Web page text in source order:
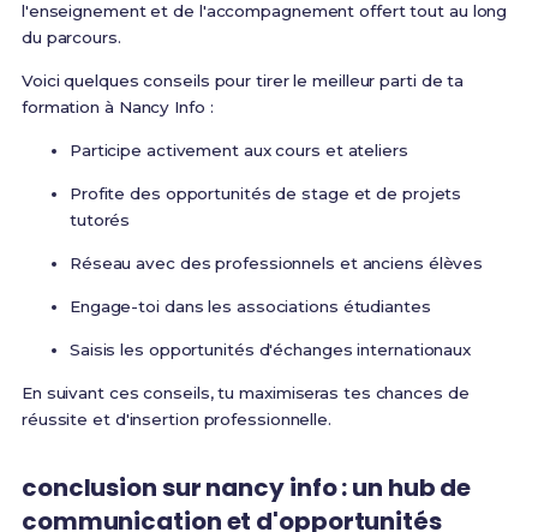
l'enseignement et de l'accompagnement offert tout au long
du parcours.
Voici quelques conseils pour tirer le meilleur parti de ta
formation à Nancy Info :
Participe activement aux cours et ateliers
Profite des opportunités de stage et de projets
tutorés
Réseau avec des professionnels et anciens élèves
Engage-toi dans les associations étudiantes
Saisis les opportunités d'échanges internationaux
En suivant ces conseils, tu maximiseras tes chances de
réussite et d'insertion professionnelle.
conclusion sur nancy info : un hub de
communication et d'opportunités